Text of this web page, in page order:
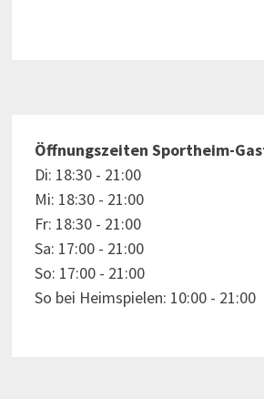
Öffnungszeiten Sportheim-
Di: 18:30 - 21:00
Mi: 18:30 - 21:00
Fr: 18:30 - 21:00
Sa: 17:00 - 21:00
So: 17:00 - 21:00
So bei Heimspielen: 10:00 - 21:00